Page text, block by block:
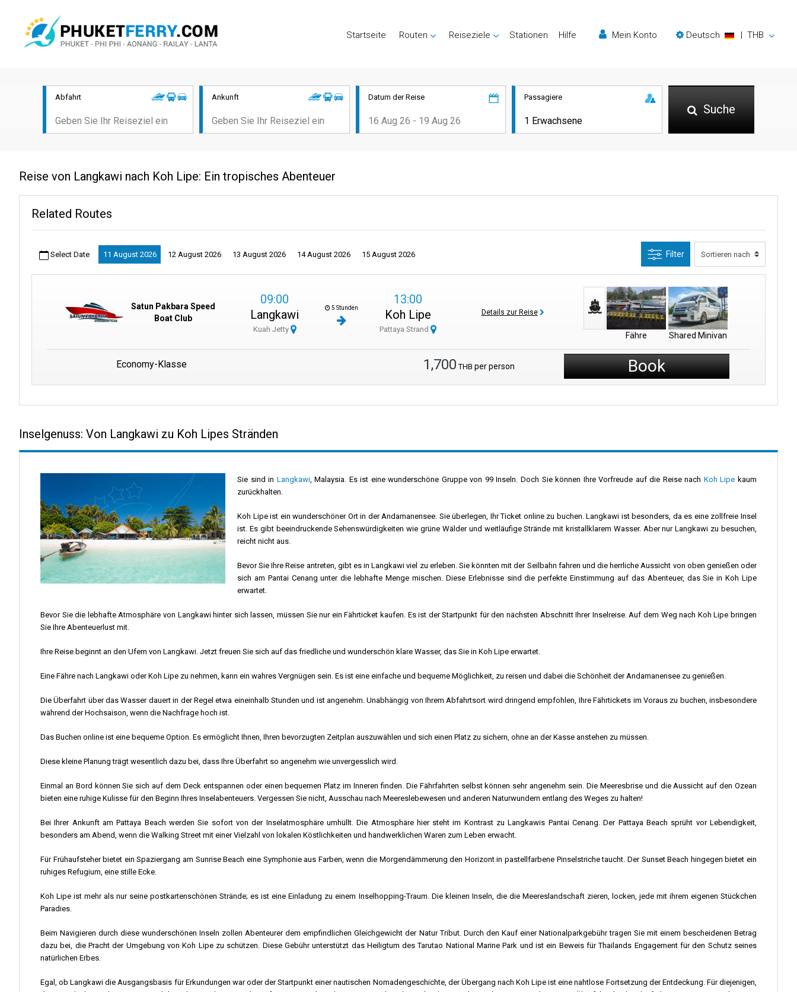
Startseite Routen Reiseziele Stationen Hilfe Mein Konto Deutsch | THB
Abfahrt Ankunft Datum der Reise Passagiere
Suche
Reise von Langkawi nach Koh Lipe: Ein tropisches Abenteuer
Related Routes
Select Date 11 August 2026 12 August 2026 13 August 2026 14 August 2026 15 August 2026 Filter
Satun Pakbara Speed
Boat Club
09:00
Langkawi
Kuah Jetty
5 Stunden
13:00
Koh Lipe
Pattaya Strand
Details zur Reise
Fähre Shared Minivan
Economy-Klasse 1,700 THB per person Book
Inselgenuss: Von Langkawi zu Koh Lipes Stränden
Sie sind in Langkawi, Malaysia. Es ist eine wunderschöne Gruppe von 99 Inseln. Doch Sie können Ihre Vorfreude auf die Reise nach Koh Lipe kaum
zurückhalten.
Koh Lipe ist ein wunderschöner Ort in der Andamanensee. Sie überlegen, Ihr Ticket online zu buchen. Langkawi ist besonders, da es eine zollfreie Insel
ist. Es gibt beeindruckende Sehenswürdigkeiten wie grüne Wälder und weitläufige Strände mit kristallklarem Wasser. Aber nur Langkawi zu besuchen,
reicht nicht aus.
Bevor Sie Ihre Reise antreten, gibt es in Langkawi viel zu erleben. Sie könnten mit der Seilbahn fahren und die herrliche Aussicht von oben genießen oder
sich am Pantai Cenang unter die lebhafte Menge mischen. Diese Erlebnisse sind die perfekte Einstimmung auf das Abenteuer, das Sie in Koh Lipe
erwartet.
Bevor Sie die lebhafte Atmosphäre von Langkawi hinter sich lassen, müssen Sie nur ein Fährticket kaufen. Es ist der Startpunkt für den nächsten Abschnitt Ihrer Inselreise. Auf dem Weg nach Koh Lipe bringen
Sie Ihre Abenteuerlust mit.
Ihre Reise beginnt an den Ufern von Langkawi. Jetzt freuen Sie sich auf das friedliche und wunderschön klare Wasser, das Sie in Koh Lipe erwartet.
Eine Fähre nach Langkawi oder Koh Lipe zu nehmen, kann ein wahres Vergnügen sein. Es ist eine einfache und bequeme Möglichkeit, zu reisen und dabei die Schönheit der Andamanensee zu genießen.
Die Überfahrt über das Wasser dauert in der Regel etwa eineinhalb Stunden und ist angenehm. Unabhängig von Ihrem Abfahrtsort wird dringend empfohlen, Ihre Fährtickets im Voraus zu buchen, insbesondere
während der Hochsaison, wenn die Nachfrage hoch ist.
Das Buchen online ist eine bequeme Option. Es ermöglicht Ihnen, Ihren bevorzugten Zeitplan auszuwählen und sich einen Platz zu sichern, ohne an der Kasse anstehen zu müssen.
Diese kleine Planung trägt wesentlich dazu bei, dass Ihre Überfahrt so angenehm wie unvergesslich wird.
Einmal an Bord können Sie sich auf dem Deck entspannen oder einen bequemen Platz im Inneren finden. Die Fährfahrten selbst können sehr angenehm sein. Die Meeresbrise und die Aussicht auf den Ozean
bieten eine ruhige Kulisse für den Beginn Ihres Inselabenteuers. Vergessen Sie nicht, Ausschau nach Meereslebewesen und anderen Naturwundern entlang des Weges zu halten!
Bei Ihrer Ankunft am Pattaya Beach werden Sie sofort von der Inselatmosphäre umhüllt. Die Atmosphäre hier steht im Kontrast zu Langkawis Pantai Cenang. Der Pattaya Beach sprüht vor Lebendigkeit,
besonders am Abend, wenn die Walking Street mit einer Vielzahl von lokalen Köstlichkeiten und handwerklichen Waren zum Leben erwacht.
Für Frühaufsteher bietet ein Spaziergang am Sunrise Beach eine Symphonie aus Farben, wenn die Morgendämmerung den Horizont in pastellfarbene Pinselstriche taucht. Der Sunset Beach hingegen bietet ein
ruhiges Refugium, eine stille Ecke.
Koh Lipe ist mehr als nur seine postkartenschönen Strände; es ist eine Einladung zu einem Inselhopping-Traum. Die kleinen Inseln, die die Meereslandschaft zieren, locken, jede mit ihrem eigenen Stückchen
Paradies.
Beim Navigieren durch diese wunderschönen Inseln zollen Abenteurer dem empfindlichen Gleichgewicht der Natur Tribut. Durch den Kauf einer Nationalparkgebühr tragen Sie mit einem bescheidenen Betrag
dazu bei, die Pracht der Umgebung von Koh Lipe zu schützen. Diese Gebühr unterstützt das Heiligtum des Tarutao National Marine Park und ist ein Beweis für Thailands Engagement für den Schutz seines
natürlichen Erbes.
Egal, ob Langkawi die Ausgangsbasis für Erkundungen war oder der Startpunkt einer nautischen Nomadengeschichte, der Übergang nach Koh Lipe ist eine nahtlose Fortsetzung der Entdeckung. Für diejenigen,